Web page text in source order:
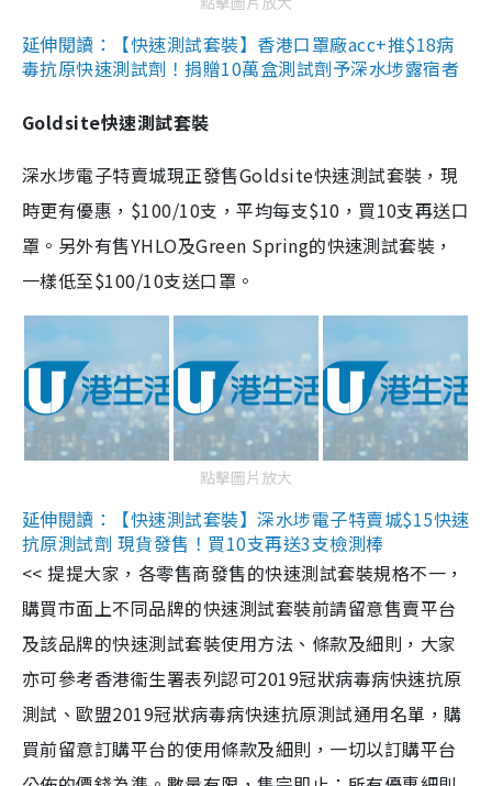
延伸閱讀：【快速測試套裝】香港口罩廠acc+推$18病
毒抗原快速測試劑！捐贈10萬盒測試劑予深水埗露宿者
Goldsite快速測試套裝
深水埗電子特賣城現正發售Goldsite快速測試套裝，現
時更有優惠，$100/10支，平均每支$10，買10支再送口
罩。另外有售YHLO及Green Spring的快速測試套裝，
一樣低至$100/10支送口罩。
點擊圖片放大
延伸閱讀：【快速測試套裝】深水埗電子特賣城$15快速
抗原測試劑 現貨發售！買10支再送3支檢測棒
<< 提提大家，各零售商發售的快速測試套裝規格不一，
購買市面上不同品牌的快速測試套裝前請留意售賣平台
及該品牌的快速測試套裝使用方法、條款及細則，大家
亦可參考香港衞生署表列認可2019冠狀病毒病快速抗原
測試、歐盟2019冠狀病毒病快速抗原測試通用名單，購
買前留意訂購平台的使用條款及細則，一切以訂購平台